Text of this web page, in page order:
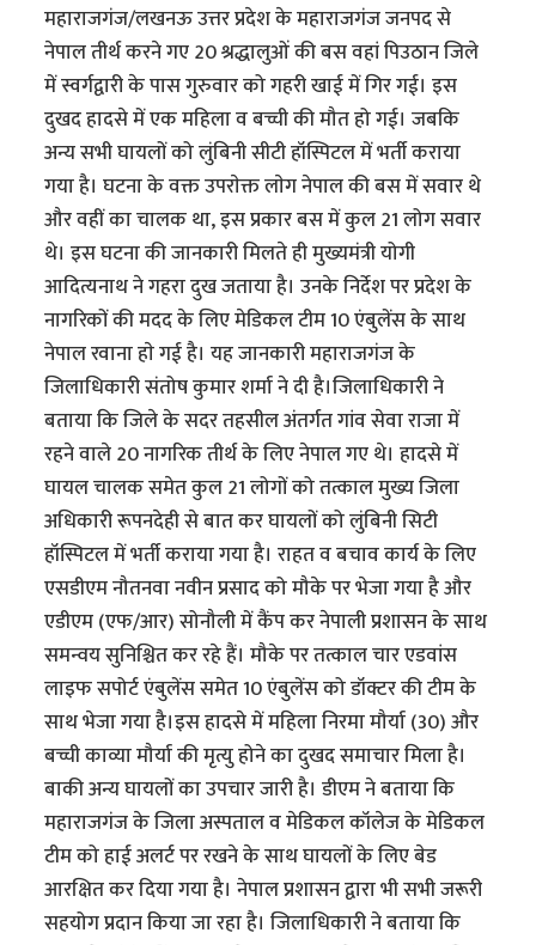
महाराजगंज/लखनऊ उत्तर प्रदेश के महाराजगंज जनपद से
नेपाल तीर्थ करने गए 20 श्रद्धालुओं की बस वहां पिउठान जिले
में स्वर्गद्वारी के पास गुरुवार को गहरी खाई में गिर गई। इस
दुखद हादसे में एक महिला व बच्ची की मौत हो गई। जबकि
अन्य सभी घायलों को लुंबिनी सीटी हॉस्पिटल में भर्ती कराया
गया है। घटना के वक्त उपराेक्त लाेग नेपाल की बस में सवार थे
और वहीं का चालक था, इस प्रकार बस में कुल 21 लोग सवार
थे। इस घटना की जानकारी मिलते ही मुख्यमंत्री योगी
आदित्यनाथ ने गहरा दुख जताया है। उनके निर्देश पर प्रदेश के
नागरिकों की मदद के लिए मेडिकल टीम 10 एंबुलेंस के साथ
नेपाल रवाना हाे गई है। यह जानकारी महाराजगंज के
जिलाधिकारी संतोष कुमार शर्मा ने दी है।जिलाधिकारी ने
बताया कि जिले के सदर तहसील अंतर्गत गांव सेवा राजा में
रहने वाले 20 नागरिक तीर्थ के लिए नेपाल गए थे। हादसे में
घायल चालक समेत कुल 21 लोगों को तत्काल मुख्य जिला
अधिकारी रूपनदेही से बात कर घायलों को लुंबिनी सिटी
हॉस्पिटल में भर्ती कराया गया है। राहत व बचाव कार्य के लिए
एसडीएम नौतनवा नवीन प्रसाद को मौके पर भेजा गया है और
एडीएम (एफ/आर) सोनौली में कैंप कर नेपाली प्रशासन के साथ
समन्वय सुनिश्चित कर रहे हैं। मौके पर तत्काल चार एडवांस
लाइफ सपोर्ट एंबुलेंस समेत 10 एंबुलेंस को डॉक्टर की टीम के
साथ भेजा गया है।इस हादसे में महिला निरमा मौर्या (30) और
बच्ची काव्या मौर्या की मृत्यु होने का दुखद समाचार मिला है।
बाकी अन्य घायलों का उपचार जारी है। डीएम ने बताया कि
महाराजगंज के जिला अस्पताल व मेडिकल कॉलेज के मेडिकल
टीम को हाई अलर्ट पर रखने के साथ घायलों के लिए बेड
आरक्षित कर दिया गया है। नेपाल प्रशासन द्वारा भी सभी जरूरी
सहयोग प्रदान किया जा रहा है। जिलाधिकारी ने बताया कि